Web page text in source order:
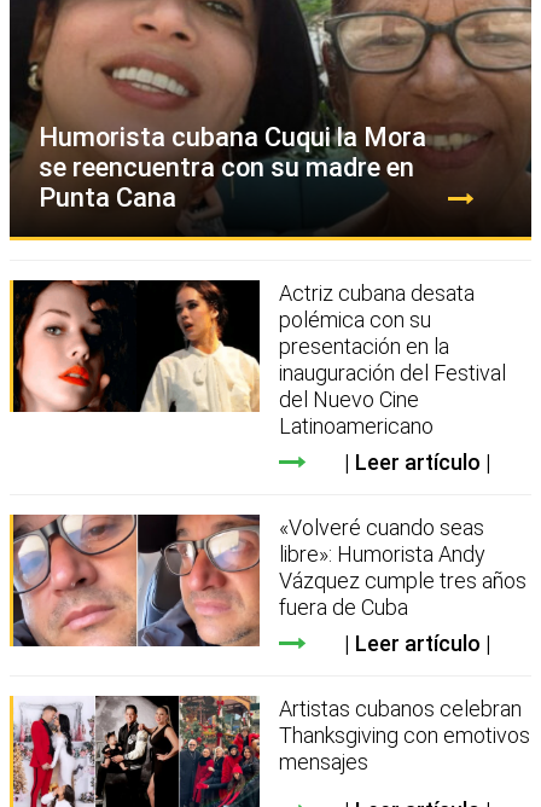
Humorista cubana Cuqui la Mora
se reencuentra con su madre en
Punta Cana
Actriz cubana desata
polémica con su
presentación en la
inauguración del Festival
del Nuevo Cine
Latinoamericano
Leer artículo
«Volveré cuando seas
libre»: Humorista Andy
Vázquez cumple tres años
fuera de Cuba
Leer artículo
Artistas cubanos celebran
Thanksgiving con emotivos
mensajes